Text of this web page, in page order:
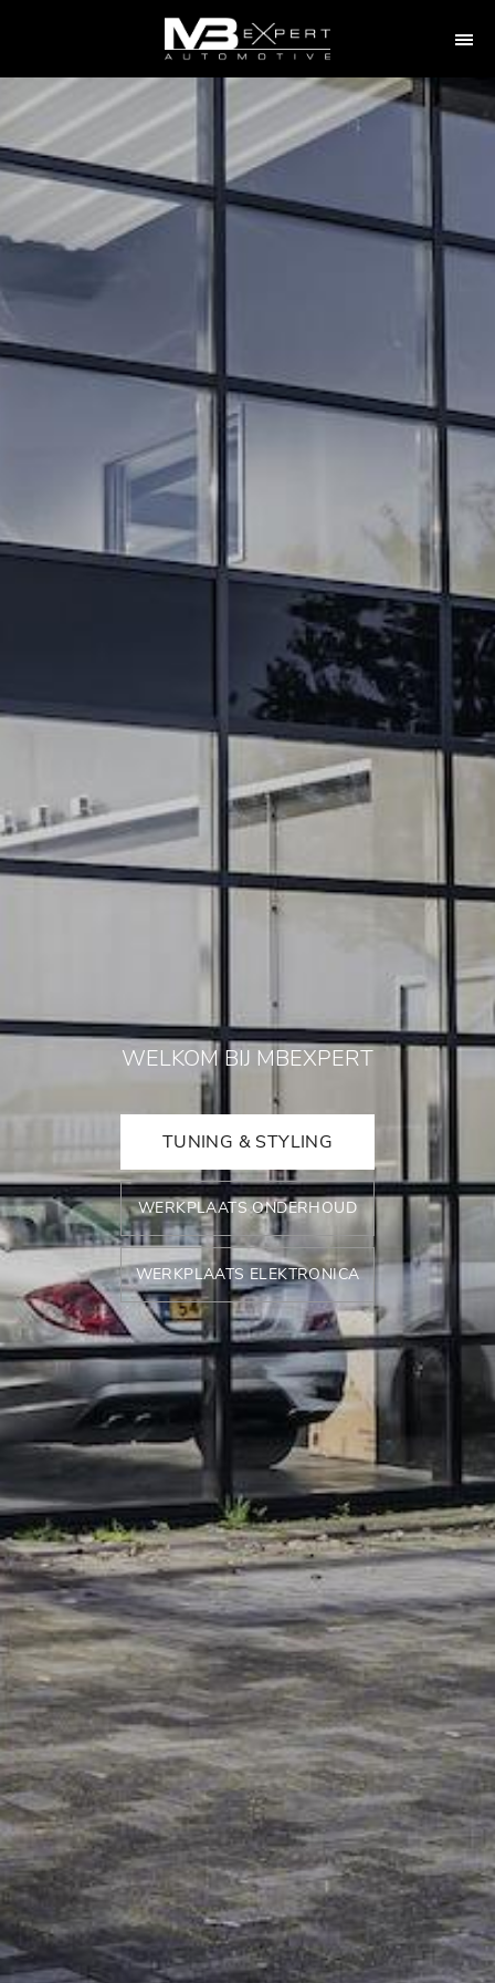
WELKOM BIJ MBEXPERT
TUNING & STYLING
WERKPLAATS ONDERHOUD
WERKPLAATS ELEKTRONICA